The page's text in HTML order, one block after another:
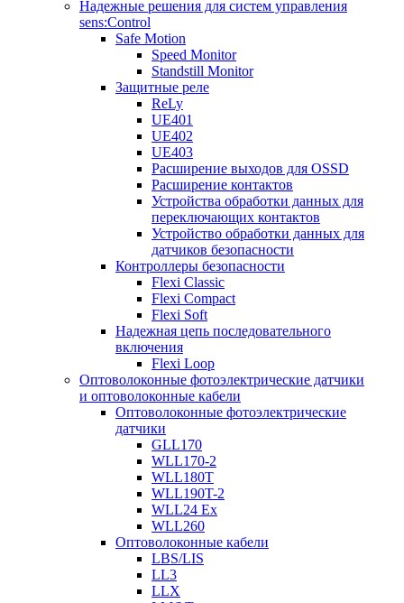
Надежные решения для систем управления
sens:Control
Safe Motion
Speed Monitor
Standstill Monitor
Защитные реле
ReLy
UE401
UE402
UE403
Расширение выходов для OSSD
Расширение контактов
Устройства обработки данных для
переключающих контактов
Устройство обработки данных для
датчиков безопасности
Контроллеры безопасности
Flexi Classic
Flexi Compact
Flexi Soft
Надежная цепь последовательного
включения
Flexi Loop
Оптоволоконные фотоэлектрические датчики
и оптоволоконные кабели
Оптоволоконные фотоэлектрические
датчики
GLL170
WLL170-2
WLL180T
WLL190T-2
WLL24 Ex
WLL260
Оптоволоконные кабели
LBS/LIS
LL3
LLX